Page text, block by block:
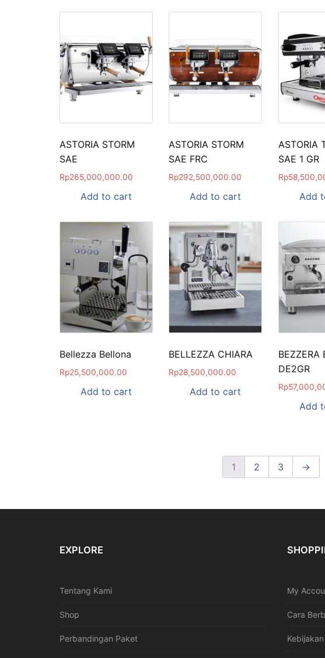
ASTORIA STORM
SAE
Rp265,000,000.00
Add to cart
ASTORIA STORM
SAE FRC
Rp292,500,000.00
Add to cart
ASTORIA
SAE 1 GR
Rp
Add
Bellezza Bellona
Rp25,500,000.00
Add to cart
BELLEZZA CHIARA
Rp28,500,000.00
Add to cart
BEZZERA
DE2GR
Rp
Add
1 2 3 →
EXPLORE
Tentang Kami
Shop
Perbandingan Paket
My
Cara